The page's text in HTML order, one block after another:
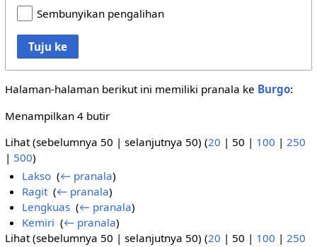
Sembunyikan pengalihan
Tuju ke
Halaman-halaman berikut ini memiliki pranala ke Burgo:
Menampilkan 4 butir
Lihat (sebelumnya 50 | selanjutnya 50) (20 | 50 | 100 | 250
| 500)
Lakso ‎(← pranala)
Ragit‎(← pranala)
Lengkuas ‎(← pranala)
Kemiri ‎(← pranala)
Lihat (sebelumnya 50 | selanjutnya 50) (20 | 50 | 100 | 250